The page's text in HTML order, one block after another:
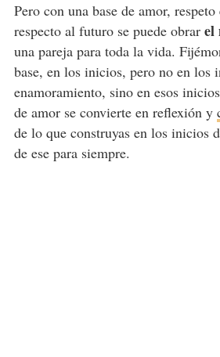
Pero con una base de amor,
respecto al futuro se puede obrar el
una pareja para toda la vida.
base, en los inicios, pero no en los
enamoramiento, sino en esos
de amor se convierte en reflexión y
de lo que construyas en los inicios
de ese para siempre.